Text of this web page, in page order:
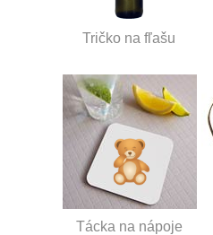
Tričko na fľašu
Tácka na nápoje